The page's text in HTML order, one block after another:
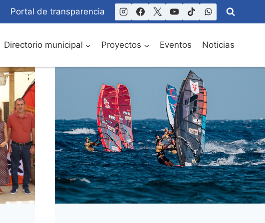
Portal de transparencia
Directorio municipal Proyectos Eventos Noticias